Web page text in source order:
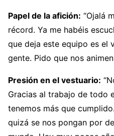
Papel de la afición: “Ojalá
récord. Ya me habéis
que deja este equipo es el
gente. Pido que nos
Presión en el vestuario:
Gracias al trabajo de todo
tenemos más que
quizá se nos pongan por